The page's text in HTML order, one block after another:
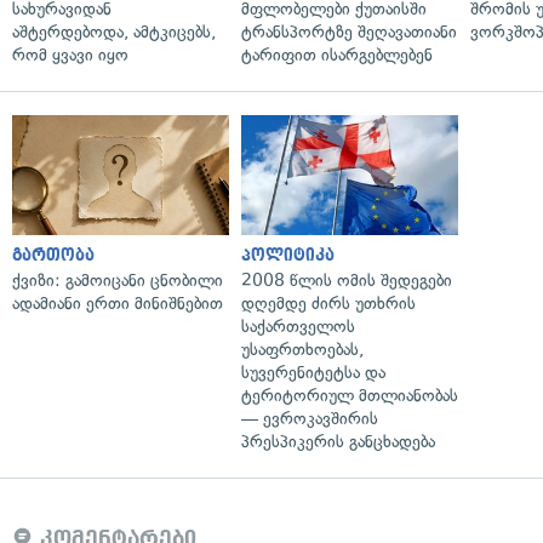
სახურავიდან
აშტერდებოდა, ამტკიცებს,
რომ ყვავი იყო
მფლობელები ქუთაისში
ტრანსპორტზე შეღავათიანი
ტარიფით ისარგებლებენ
შრომის
გართობა
ქვიზი: გამოიცანი ცნობილი
ადამიანი ერთი მინიშნებით
პოლიტიკა
2008 წლის ომის შედეგები
დღემდე ძირს უთხრის
საქართველოს
უსაფრთხოებას,
სუვერენიტეტსა და
ტერიტორიულ მთლიანობას
— ევროკავშირის
პრესპიკერის განცხადება